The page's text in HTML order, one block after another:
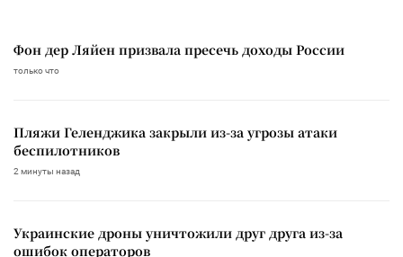
Фон дер Ляйен призвала пресечь доходы России
только что
Пляжи Геленджика закрыли из-за угрозы атаки
беспилотников
2 минуты назад
Украинские дроны уничтожили друг друга из-за
ошибок операторов